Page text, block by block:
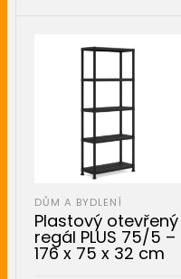
DŮM A BYDLENÍ
Plastový otevřený
regál PLUS 75/5 –
176 x 75 x 32 cm